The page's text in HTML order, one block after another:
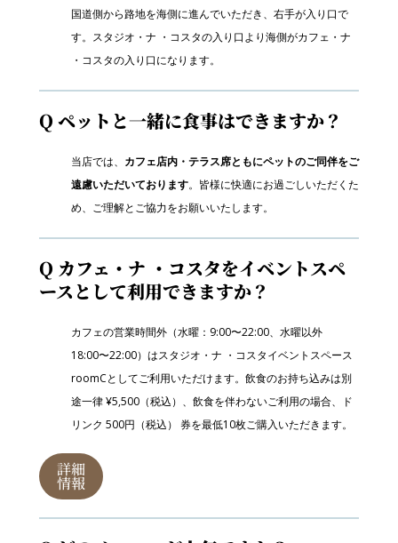
国道側から路地を海側に進んでいただき、右手が入り口で
す。スタジオ・ナ ・コスタの入り口より海側がカフェ・ナ
・コスタの入り口になります。
Q ペットと一緒に食事はできますか？
当店では、 カフェ店内・テラス席ともにペットのご同伴をご
遠慮いただいております。皆様に快適にお過ごしいただくた
め、ご理解とご協力をお願いいたします。
Q カフェ・ナ ・コスタをイベントスペ
ースとして利用できますか？
カフェの営業時間外（水曜：9:00〜22:00、水曜以外
18:00〜22:00）はスタジオ・ナ ・コスタイベントスペース
roomCとしてご利用いただけます。飲食のお持ち込みは別
途一律 ¥5,500（税込）、飲食を伴わないご利用の場合、ド
リンク 500円（税込） 券を最低10枚ご購入いただきます。
詳細
情報